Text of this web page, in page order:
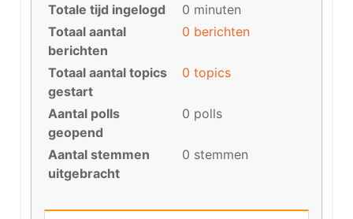
Totale tijd ingelogd
0 minuten
Totaal aantal
berichten
0 berichten
Totaal aantal topics
gestart
0 topics
Aantal polls
geopend
0 polls
Aantal stemmen
uitgebracht
0 stemmen